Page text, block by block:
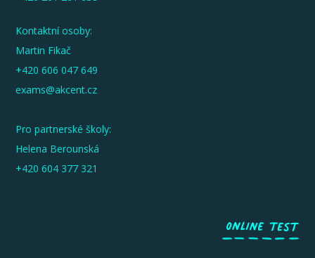
Kontaktní osoby:
Martin Fikač
+420 606 047 649
exams@akcent.cz
Pro partnerské školy:
Helena Berounská
+420 604 377 321